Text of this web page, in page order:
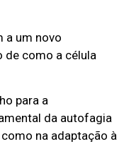
a um novo
de como a célula
para a
da autofagia
na adaptação à